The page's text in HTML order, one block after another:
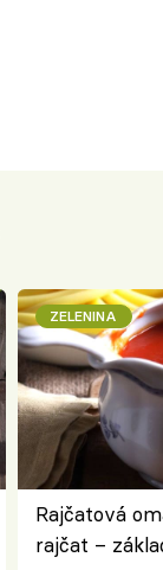
ZELENINA
Rajčatová
rajčat –